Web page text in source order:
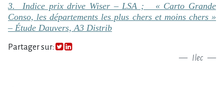
3. Indice prix drive Wiser – LSA ; « Carto Grande
Conso, les départements les plus chers et moins chers »
– Étude Dauvers, A3 Distrib
Partager sur:
Ilec